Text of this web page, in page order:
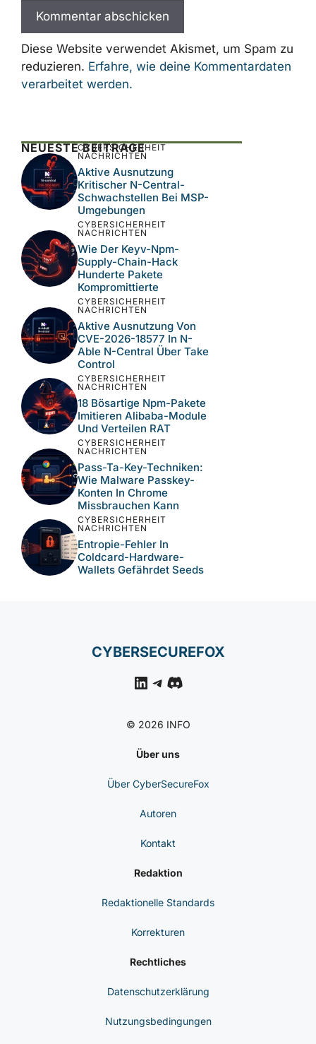
Diese Website verwendet Akismet, um Spam zu
reduzieren. Erfahre, wie deine Kommentardaten
verarbeitet werden.
NEUESTE BEITRÄGE
CYBERSICHERHEIT
NACHRICHTEN
Aktive Ausnutzung
Kritischer N-Central-
Schwachstellen Bei MSP-
Umgebungen
CYBERSICHERHEIT
NACHRICHTEN
Wie Der Keyv-Npm-
Supply-Chain-Hack
Hunderte Pakete
Kompromittierte
CYBERSICHERHEIT
NACHRICHTEN
Aktive Ausnutzung Von
CVE-2026-18577 In N-
Able N-Central Über Take
Control
CYBERSICHERHEIT
NACHRICHTEN
18 Bösartige Npm-Pakete
Imitieren Alibaba-Module
Und Verteilen RAT
CYBERSICHERHEIT
NACHRICHTEN
Pass-Ta-Key-Techniken:
Wie Malware Passkey-
Konten In Chrome
Missbrauchen Kann
CYBERSICHERHEIT
NACHRICHTEN
Entropie-Fehler In
Coldcard-Hardware-
Wallets Gefährdet Seeds
CYBERSECUREFOX
LinkedIn
Telegram
Discord
© 2026 INFO
Über uns
Über CyberSecureFox
Autoren
Kontakt
Redaktion
Redaktionelle Standards
Korrekturen
Rechtliches
Datenschutzerklärung
Nutzungsbedingungen